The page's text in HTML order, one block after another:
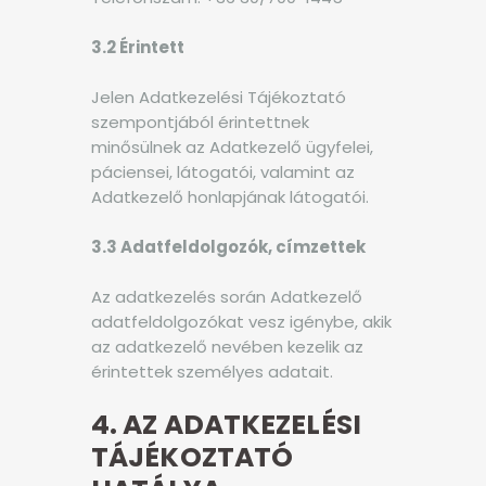
3.2 Érintett
Jelen Adatkezelési Tájékoztató
szempontjából érintettnek
minősülnek az Adatkezelő ügyfelei,
páciensei, látogatói, valamint az
Adatkezelő honlapjának látogatói.
3.3 Adatfeldolgozók, címzettek
Az adatkezelés során Adatkezelő
adatfeldolgozókat vesz igénybe, akik
az adatkezelő nevében kezelik az
érintettek személyes adatait.
4. AZ ADATKEZELÉSI
TÁJÉKOZTATÓ